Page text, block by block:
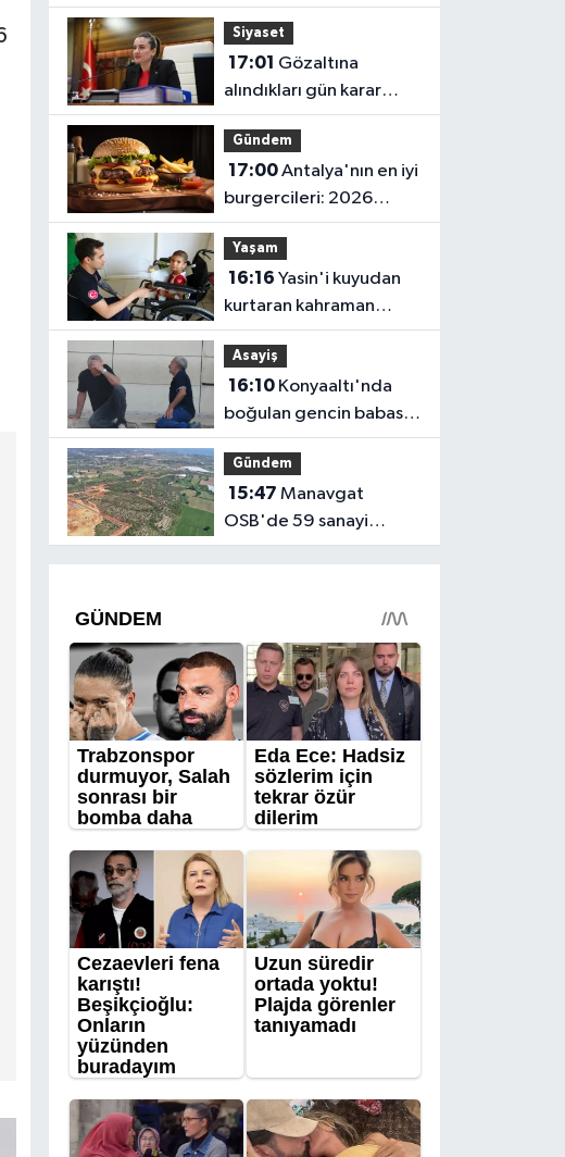
şehit annesi Aysel
Belen’e anlamlı ziyaret
Siyaset
17:01
alındıkları gün karar
verilmiş! Büşra
Özdemir'in oluru ortaya
çıktı
Gündem
17:00Antalya'nın en iyi
burgercileri: 2026
fiyatları
Yaşam
16:16
kurtaran kahraman
itfaiyeciden hastanede
ziyaret
Asayiş
16:10Konyaaltı'nda
boğulan gencin babası:
"Ciğerimi yaktın
babam"
Gündem
15:47
OSB'de 59 sanayi
parseli yatırımcı bekliyor